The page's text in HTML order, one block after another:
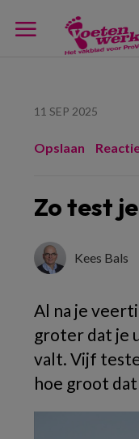
11 SEP 2025
Opslaan
Zo test
Kees Bals
Al na je
groter dat je
valt. Vijf
hoe groot dat